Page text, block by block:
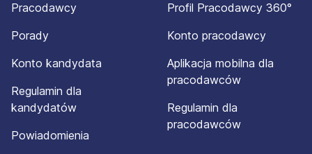
Pracodawcy
Porady
Konto kandydata
Regulamin dla
kandydatów
Powiadomienia
Profil Pracodawcy 360°
Konto pracodawcy
Aplikacja mobilna dla
pracodawców
Regulamin dla
pracodawców